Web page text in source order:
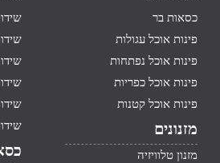
כסאות בר
פינות אוכל עגולות
פינות אוכל נפתחות
פינות אוכל כפריות
פינות אוכל קטנות
מזנונים
מזנון טלוויזיה